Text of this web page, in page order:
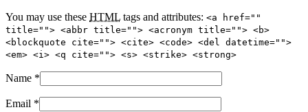
You may use these HTML tags and attributes: <a href=""
title=""> <abbr title=""> <acronym title=""> <b>
<blockquote cite=""> <cite> <code> <del datetime="">
<em> <i> <q cite=""> <s> <strike> <strong>
Name *
Email *